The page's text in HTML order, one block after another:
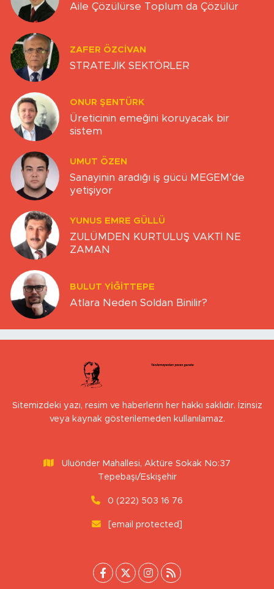
Aile Çözülürse Toplum da Çözülür
ZAFER ÖZCIVAN
STRATEJİK SEKTÖRLER
ONUR ŞENTÜRK
Üreticinin emeğini koruyacak bir
sistem
UMUT ÖZEN
Sanayinin aradığı iş gücü MEGEM’de
yetişiyor
YUNUS EMRE GÜLLÜ
ZULÜMDEN KURTULUŞ VAKTİ NE
ZAMAN
BULUT YİĞİTTEPE
Atlara Neden Soldan Binilir?
Sitemizdeki yazı, resim ve haberlerin her hakkı saklıdır. İzinsiz
veya kaynak gösterilemeden kullanılamaz.
Uluönder Mahallesi, Aktüre Sokak No:37
Tepebaşı/Eskişehir
0 (222) 503 16 76
[email protected]